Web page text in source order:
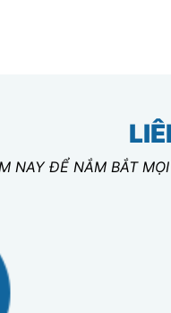
NAY ĐỂ NẮM BẮT